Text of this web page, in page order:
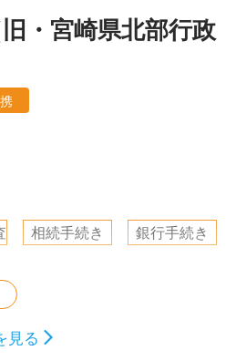
・宮崎県北部行政
相続手続き
銀行手続き
見る